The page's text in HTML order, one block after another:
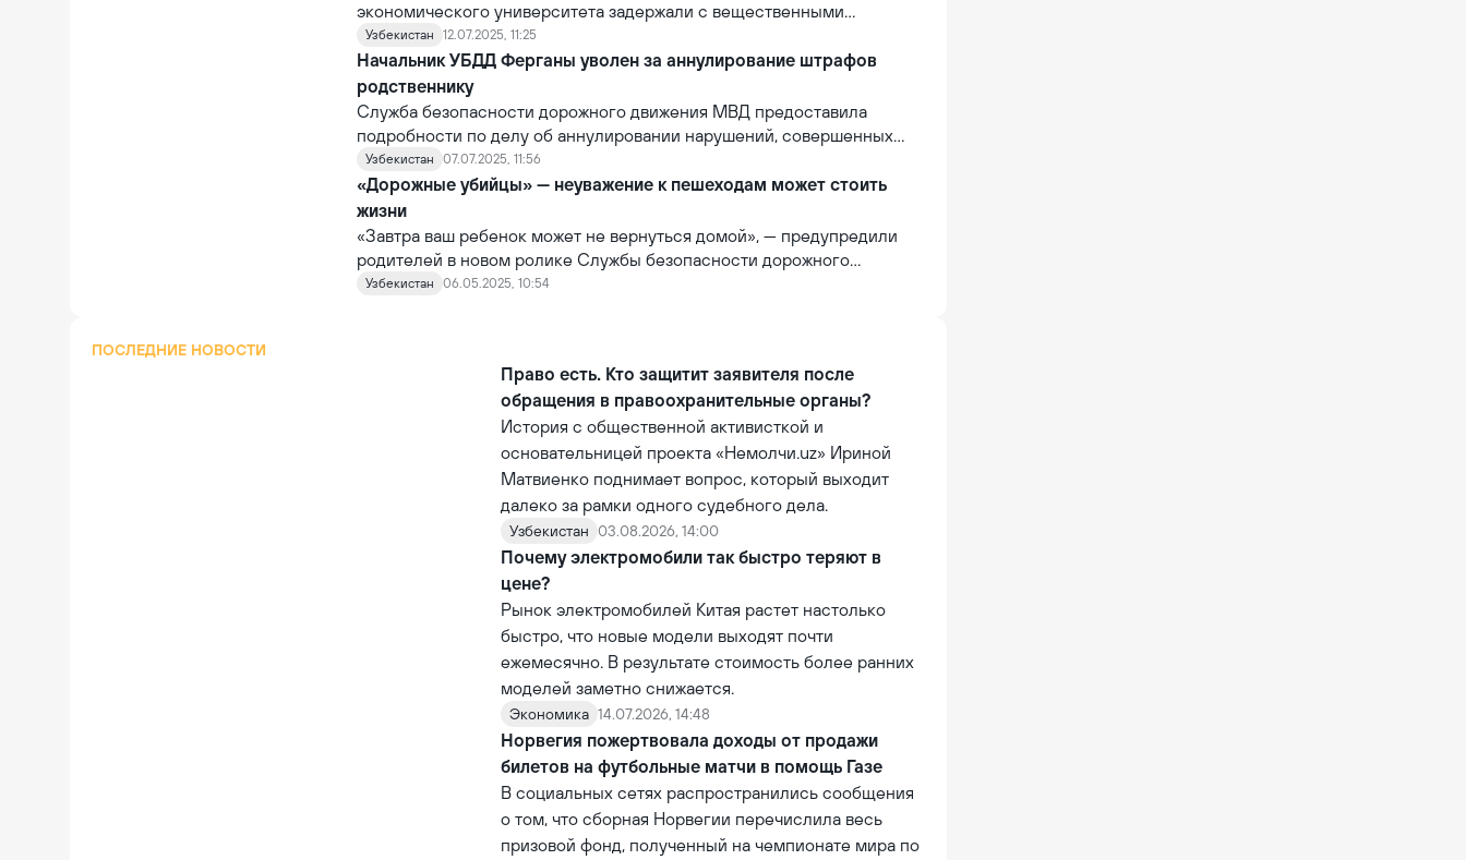
экономического университета задержали с вещественными
доказательствами при получении 4000 долларов США за незаконное
содействие в поступлении жителя столицы в данный вуз через своих
влиятельных знакомых. Задержание произошло в ходе оперативного
мероприятия, проведенного сотрудниками Управления Службы
государственной безопасности совместно с Департаментом при
Генеральной прокуратуре.
Узбекистан 12.07.2025, 11:25
Начальник УБДД Ферганы уволен за аннулирование штрафов
родственнику
Служба безопасности дорожного движения МВД предоставила
подробности по делу об аннулировании нарушений, совершенных
автомобилем в Фергане.
Узбекистан 07.07.2025, 11:56
«Дорожные убийцы» — неуважение к пешеходам может стоить
жизни
«Завтра ваш ребенок может не вернуться домой», — предупредили
родителей в новом ролике Службы безопасности дорожного
движения (СБДД).
Узбекистан 06.05.2025, 10:54
ПОСЛЕДНИЕ НОВОСТИ
Право есть. Кто защитит заявителя после
обращения в правоохранительные органы?
История с общественной активисткой и
основательницей проекта «Немолчи.uz» Ириной
Матвиенко поднимает вопрос, который выходит
далеко за рамки одного судебного дела.
Узбекистан 03.08.2026, 14:00
Почему электромобили так быстро теряют в
цене?
Рынок электромобилей Китая растет настолько
быстро, что новые модели выходят почти
ежемесячно. В результате стоимость более ранних
моделей заметно снижается.
Экономика 14.07.2026, 14:48
Норвегия пожертвовала доходы от продажи
билетов на футбольные матчи в помощь Газе
В социальных сетях распространились сообщения
о том, что сборная Норвегии перечислила весь
призовой фонд, полученный на чемпионате мира по